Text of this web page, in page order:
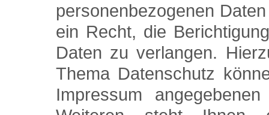
personenbezogenen
ein Recht, die
Daten zu verlangen.
Thema Datenschutz
Impressum